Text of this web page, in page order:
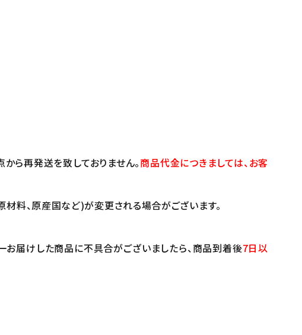
ら再発送を致しておりません。商品代金につきましては、お客
材料、原産国など)が変更される場合がございます。
お届けした商品に不具合がございましたら、商品到着後7日以